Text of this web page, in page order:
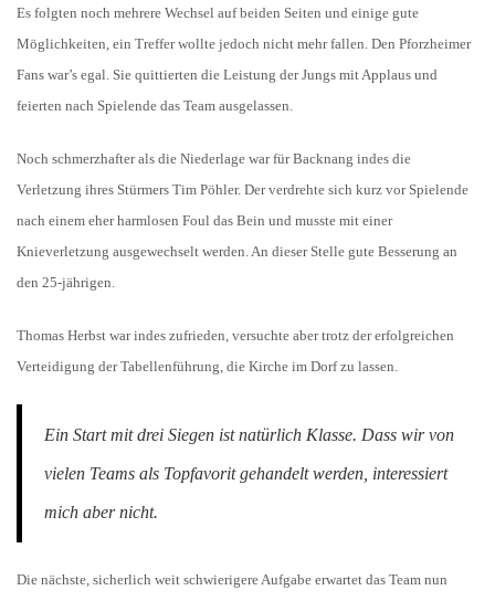
Es folgten noch mehrere Wechsel auf beiden Seiten und einige gute
Möglichkeiten, ein Treffer wollte jedoch nicht mehr fallen. Den Pforzheimer
Fans war’s egal. Sie quittierten die Leistung der Jungs mit Applaus und
feierten nach Spielende das Team ausgelassen.
Noch schmerzhafter als die Niederlage war für Backnang indes die
Verletzung ihres Stürmers Tim Pöhler. Der verdrehte sich kurz vor Spielende
nach einem eher harmlosen Foul das Bein und musste mit einer
Knieverletzung ausgewechselt werden. An dieser Stelle gute Besserung an
den 25-jährigen.
Thomas Herbst war indes zufrieden, versuchte aber trotz der erfolgreichen
Verteidigung der Tabellenführung, die Kirche im Dorf zu lassen.
Ein Start mit drei Siegen ist natürlich Klasse. Dass wir von
vielen Teams als Topfavorit gehandelt werden, interessiert
mich aber nicht.
Die nächste, sicherlich weit schwierigere Aufgabe erwartet das Team nun